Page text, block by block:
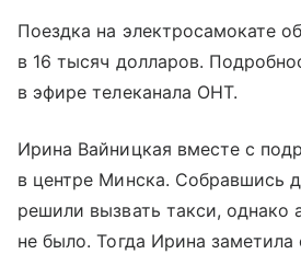
Поездка на электросамокате
в 16 тысяч долларов.
в эфире телеканала ОНТ.
Ирина Вайницкая вместе с
в центре Минска. Собравшись
решили вызвать такси, однако
не было. Тогда Ирина